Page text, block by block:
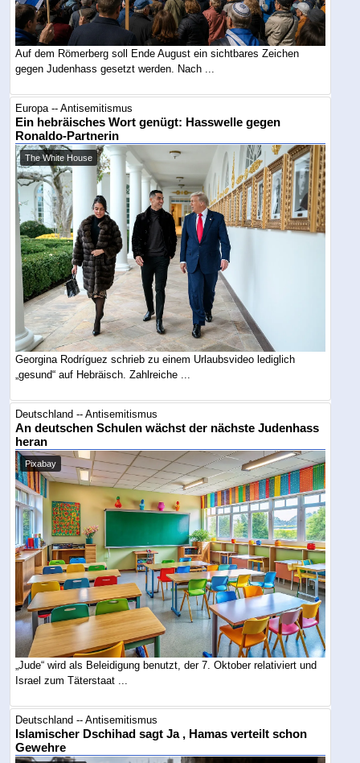
Auf dem Römerberg soll Ende August ein sichtbares Zeichen
gegen Judenhass gesetzt werden. Nach ...
Europa -- Antisemitismus
Ein hebräisches Wort genügt: Hasswelle gegen
Ronaldo-Partnerin
The White House
Georgina Rodríguez schrieb zu einem Urlaubsvideo lediglich
„gesund“ auf Hebräisch. Zahlreiche ...
Deutschland -- Antisemitismus
An deutschen Schulen wächst der nächste Judenhass
heran
Pixabay
„Jude“ wird als Beleidigung benutzt, der 7. Oktober relativiert und
Israel zum Täterstaat ...
Deutschland -- Antisemitismus
Islamischer Dschihad sagt Ja , Hamas verteilt schon
Gewehre